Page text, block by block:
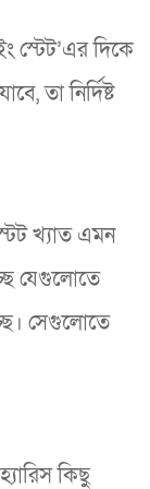
স্টেট’এর দিকে
তা নির্দিষ্ট
খ্যাত এমন
যেগুলোতে
সেগুলোতে
কিছু